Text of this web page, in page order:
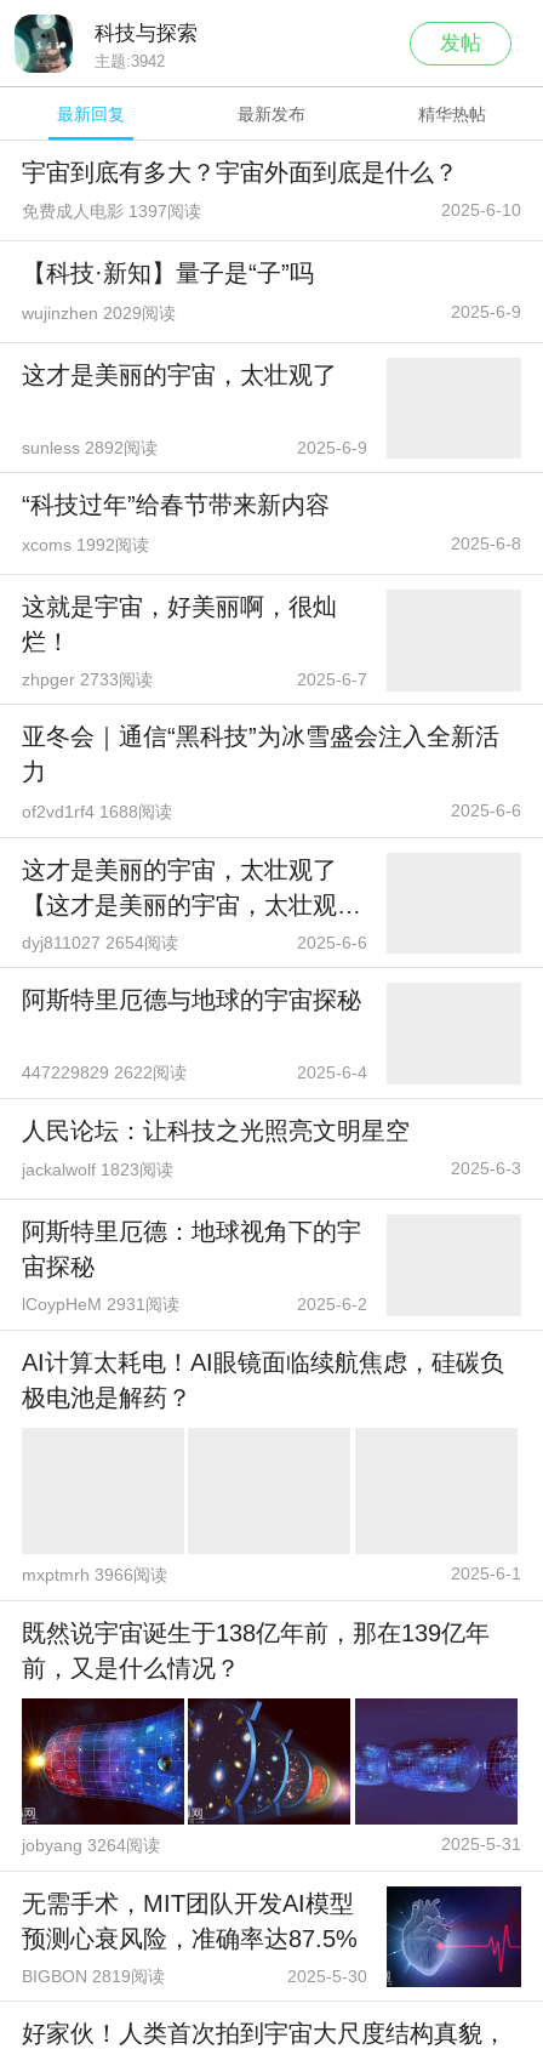
科技与探索
主题:3942
发帖
最新回复 最新发布 精华热帖
宇宙到底有多大？宇宙外面到底是什么？
免费成人电影 1397阅读 2025-6-10
【科技·新知】量子是“子”吗
wujinzhen 2029阅读 2025-6-9
这才是美丽的宇宙，太壮观了
sunless 2892阅读 2025-6-9
“科技过年”给春节带来新内容
xcoms 1992阅读 2025-6-8
这就是宇宙，好美丽啊，很灿
烂！
zhpger 2733阅读 2025-6-7
亚冬会｜通信“黑科技”为冰雪盛会注入全新活
力
of2vd1rf4 1688阅读 2025-6-6
这才是美丽的宇宙，太壮观了
【这才是美丽的宇宙，太壮观
了】
dyj811027 2654阅读 2025-6-6
阿斯特里厄德与地球的宇宙探秘
447229829 2622阅读 2025-6-4
人民论坛：让科技之光照亮文明星空
jackalwolf 1823阅读 2025-6-3
阿斯特里厄德：地球视角下的宇
宙探秘
lCoypHeM 2931阅读 2025-6-2
AI计算太耗电！AI眼镜面临续航焦虑，硅碳负
极电池是解药？
mxptmrh 3966阅读 2025-6-1
既然说宇宙诞生于138亿年前，那在139亿年
前，又是什么情况？
jobyang 3264阅读 2025-5-31
无需手术，MIT团队开发AI模型
预测心衰风险，准确率达87.5%
BIGBON 2819阅读 2025-5-30
好家伙！人类首次拍到宇宙大尺度结构真貌，